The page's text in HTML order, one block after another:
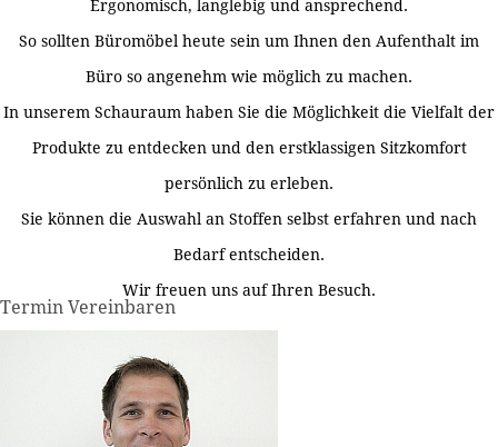
Ergonomisch, langlebig und ansprechend.
So sollten Büromöbel heute sein um Ihnen den Aufenthalt im
Büro so angenehm wie möglich zu machen.
In unserem Schauraum haben Sie die Möglichkeit die Vielfalt der
Produkte zu entdecken und den erstklassigen Sitzkomfort
persönlich zu erleben.
Sie können die Auswahl an Stoffen selbst erfahren und nach
Bedarf entscheiden.
Wir freuen uns auf Ihren Besuch.
Termin Vereinbaren